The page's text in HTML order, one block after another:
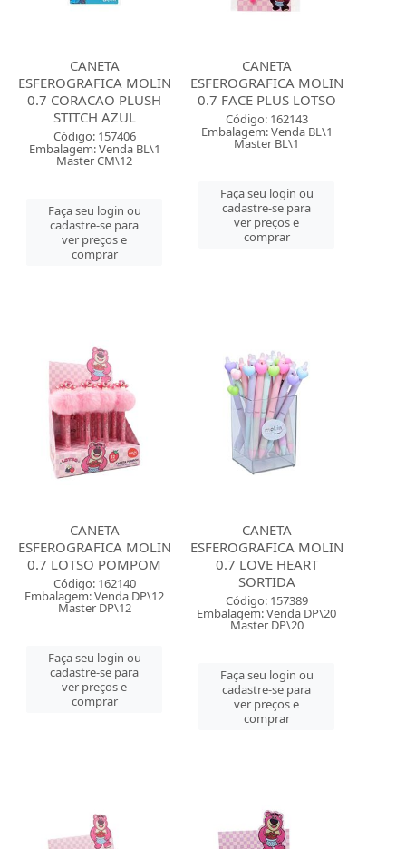
CANETA
ESFEROGRAFICA MOLIN
0.7 CORACAO PLUSH
STITCH AZUL
Código: 157406
Embalagem: Venda BL\1
Master CM\12
Faça seu login ou
cadastre-se para
ver preços e
comprar
CANETA
ESFEROGRAFICA MOLIN
0.7 FACE PLUS LOTSO
Código: 162143
Embalagem: Venda BL\1
Master BL\1
Faça seu login ou
cadastre-se para
ver preços e
comprar
CANETA
ESFEROGRAFICA MOLIN
0.7 LOTSO POMPOM
Código: 162140
Embalagem: Venda DP\12
Master DP\12
Faça seu login ou
cadastre-se para
ver preços e
comprar
CANETA
ESFEROGRAFICA MOLIN
0.7 LOVE HEART
SORTIDA
Código: 157389
Embalagem: Venda DP\20
Master DP\20
Faça seu login ou
cadastre-se para
ver preços e
comprar